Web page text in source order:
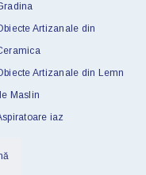
Artizanale din
Artizanale din Lemn
Maslin
iaz